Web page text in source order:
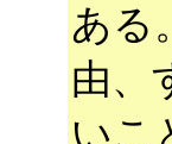
ある
由、
いこ